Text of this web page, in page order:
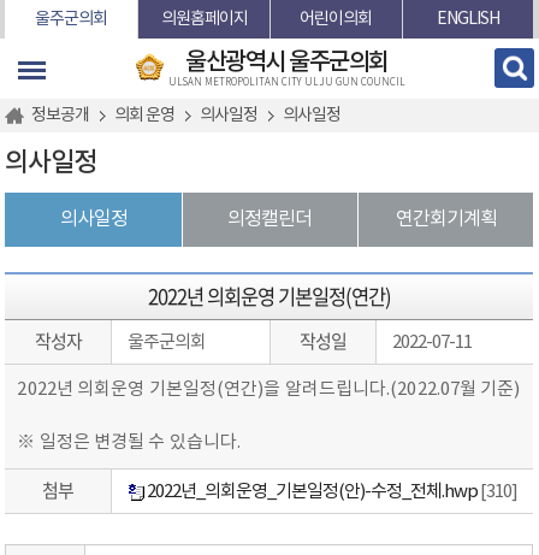
본문바로가기
울주군의회 의원홈페이지 어린이의회 ENGLISH
울산광역시 울주군의회
ULSAN METROPOLITAN CITY ULJU GUN COUNCIL
정보공개 의회 운영 의사일정 의사일정
의사일정
의사일정 의정캘린더 연간회기계획
2022년 의회운영 기본일정(연간)
작성자 울주군의회 작성일 2022-07-11
2022년 의회운영 기본일정(연간)을 알려드립니다.(2022.07월 기준)
※ 일정은 변경될 수 있습니다.
첨부 2022년_의회운영_기본일정(안)-수정_전체.hwp [310]